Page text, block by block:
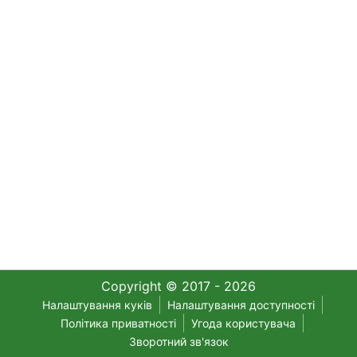
Copyright © 2017 - 2026
Налаштування куків
Налаштування доступності
Політика приватності
Угода користувача
Зворотний зв'язок